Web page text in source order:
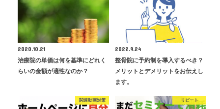
2020.10.21
治療院の単価は何を基準にどれく
らいの金額が適性なのか？
2022.9.24
整骨院に予約制を導入するべき？
メリットとデメリットをお伝えし
ます。
関連動画対策 リピート